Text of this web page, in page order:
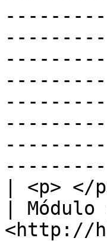
| <p> </
|
<http://